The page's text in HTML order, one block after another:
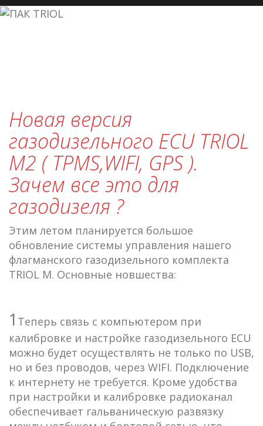
Новая версия
газодизельного ECU TRIOL
M2 ( TPMS,WIFI, GPS ).
Зачем все это для
газодизеля ?
Этим летом планируется большое
обновление системы управления нашего
флагманского газодизельного комплекта
TRIOL M. Основные новшества:
1 Теперь связь с компьютером при
калибровке и настройке газодизельного ECU
можно будет осуществлять не только по USB,
но и без проводов, через WIFI. Подключение
к интернету не требуется. Кроме удобства
при настройки и калибровке радиоканал
обеспечивает гальваническую развязку